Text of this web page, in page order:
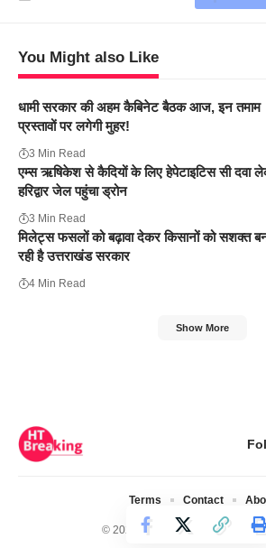
You Might also Like
धामी सरकार की अहम कैबिनेट बैठक आज, इन तमाम
प्रस्तावों पर लगेगी मुहर!
3 Min Read
एम्स ऋषिकेश से कैदियों के लिए हेपेटाइटिस सी दवा
हरिद्वार जेल पहुंचा ड्रोन
3 Min Read
मिलेट्स फसलों को बढ़ावा देकर किसानों को सशक्त
रही है उत्तराखंड सरकार
4 Min Read
Show More
© 2024 Ht Breaking. All Rights
Terms Contact